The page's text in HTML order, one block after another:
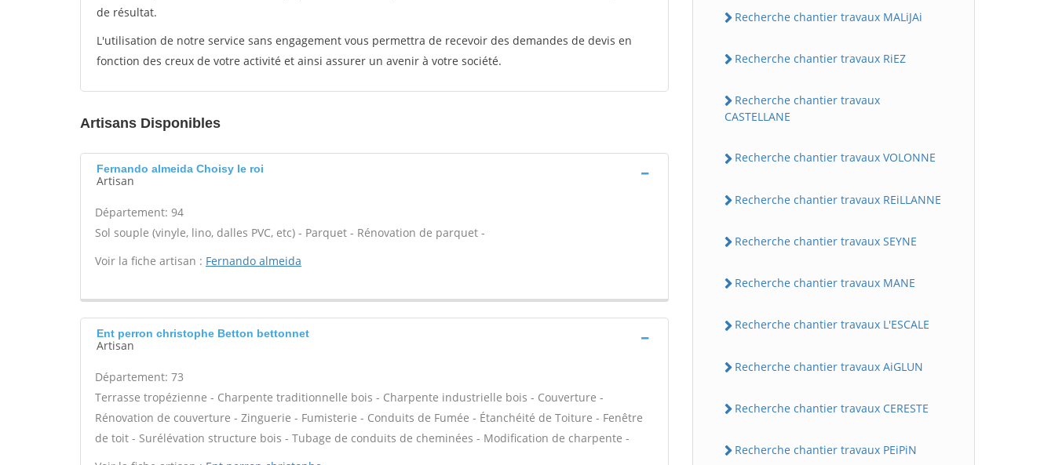
de résultat.
L'utilisation de notre service sans engagement vous permettra de recevoir des demandes de devis en
fonction des creux de votre activité et ainsi assurer un avenir à votre société.
Artisans Disponibles
Fernando almeida Choisy le roi
Artisan
Département: 94
Sol souple (vinyle, lino, dalles PVC, etc) - Parquet - Rénovation de parquet -
Voir la fiche artisan : Fernando almeida
Ent perron christophe Betton bettonnet
Artisan
Département: 73
Terrasse tropézienne - Charpente traditionnelle bois - Charpente industrielle bois - Couverture -
Rénovation de couverture - Zinguerie - Fumisterie - Conduits de Fumée - Étanchéité de Toiture - Fenêtre
de toit - Surélévation structure bois - Tubage de conduits de cheminées - Modification de charpente -
Recherche chantier travaux MALiJAi
Recherche chantier travaux RiEZ
Recherche chantier travaux
CASTELLANE
Recherche chantier travaux VOLONNE
Recherche chantier travaux REiLLANNE
Recherche chantier travaux SEYNE
Recherche chantier travaux MANE
Recherche chantier travaux L'ESCALE
Recherche chantier travaux AiGLUN
Recherche chantier travaux CERESTE
Recherche chantier travaux PEiPiN